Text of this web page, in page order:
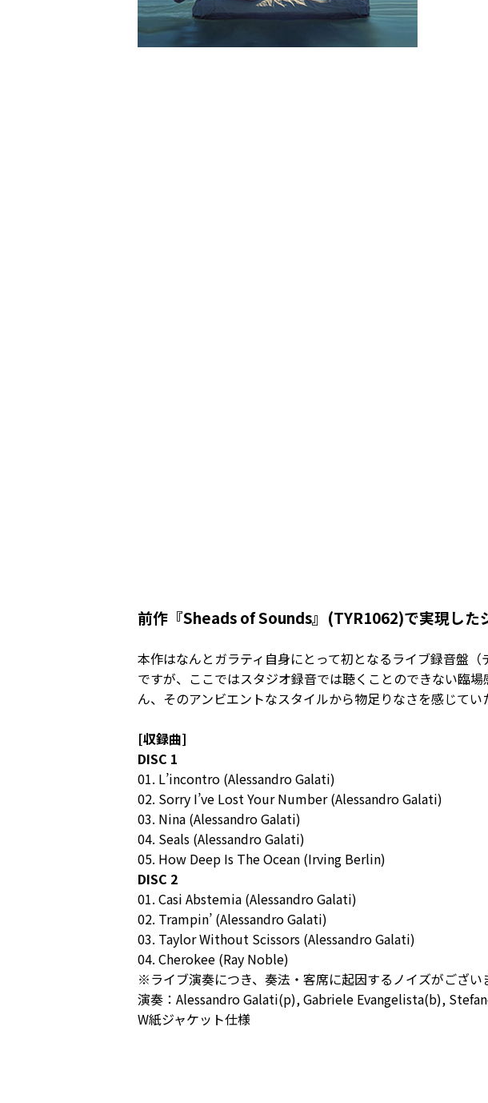
前作『Sheads of Sounds』(TYR1062)で実現した
本作はなんとガラティ自身にとって初となるライブ録音盤
ですが、ここではスタジオ録音では聴くことのできない臨
ん、そのアンビエントなスタイルから物足りなさを感じて
[収録曲]
DISC 1
01. L’incontro (Alessandro Galati)
02. Sorry I’ve Lost Your Number (Alessandro Galati)
03. Nina (Alessandro Galati)
04. Seals (Alessandro Galati)
05. How Deep Is The Ocean (Irving Berlin)
DISC 2
01. Casi Abstemia (Alessandro Galati)
02. Trampin’ (Alessandro Galati)
03. Taylor Without Scissors (Alessandro Galati)
04. Cherokee (Ray Noble)
※ライブ演奏につき、奏法・客席に起因するノイズがござい
演奏：Alessandro Galati(p), Gabriele Evangelista(b),
W紙ジャケット仕様